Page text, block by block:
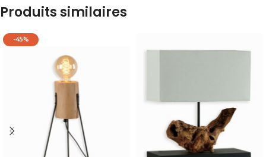
Produits similaires
-45%